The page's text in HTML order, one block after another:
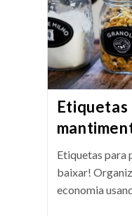
Etiquetas
Etiquetas para
baixar!
economia